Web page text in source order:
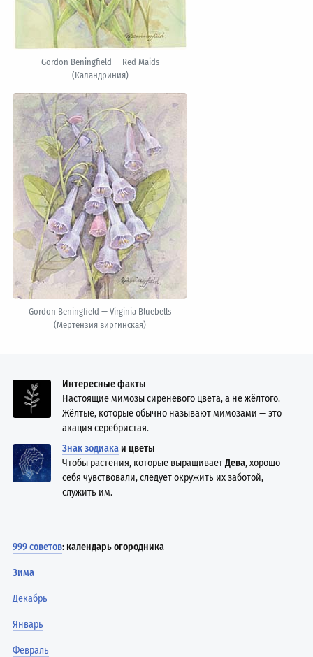
Gordon Beningfield — Red Maids
(Каландриния)
Gordon Beningfield — Virginia Bluebells
(Мертензия виргинская)
Интересные факты
Настоящие мимозы сиреневого цвета, а не жёлтого.
Жёлтые, которые обычно называют мимозами — это
акация серебристая.
Знак зодиака и цветы
Чтобы растения, которые выращиваетДева, хорошо
себя чувствовали, следует окружить их заботой,
служить им.
999 советов: календарь огородника
Зима
Декабрь
Январь
Февраль